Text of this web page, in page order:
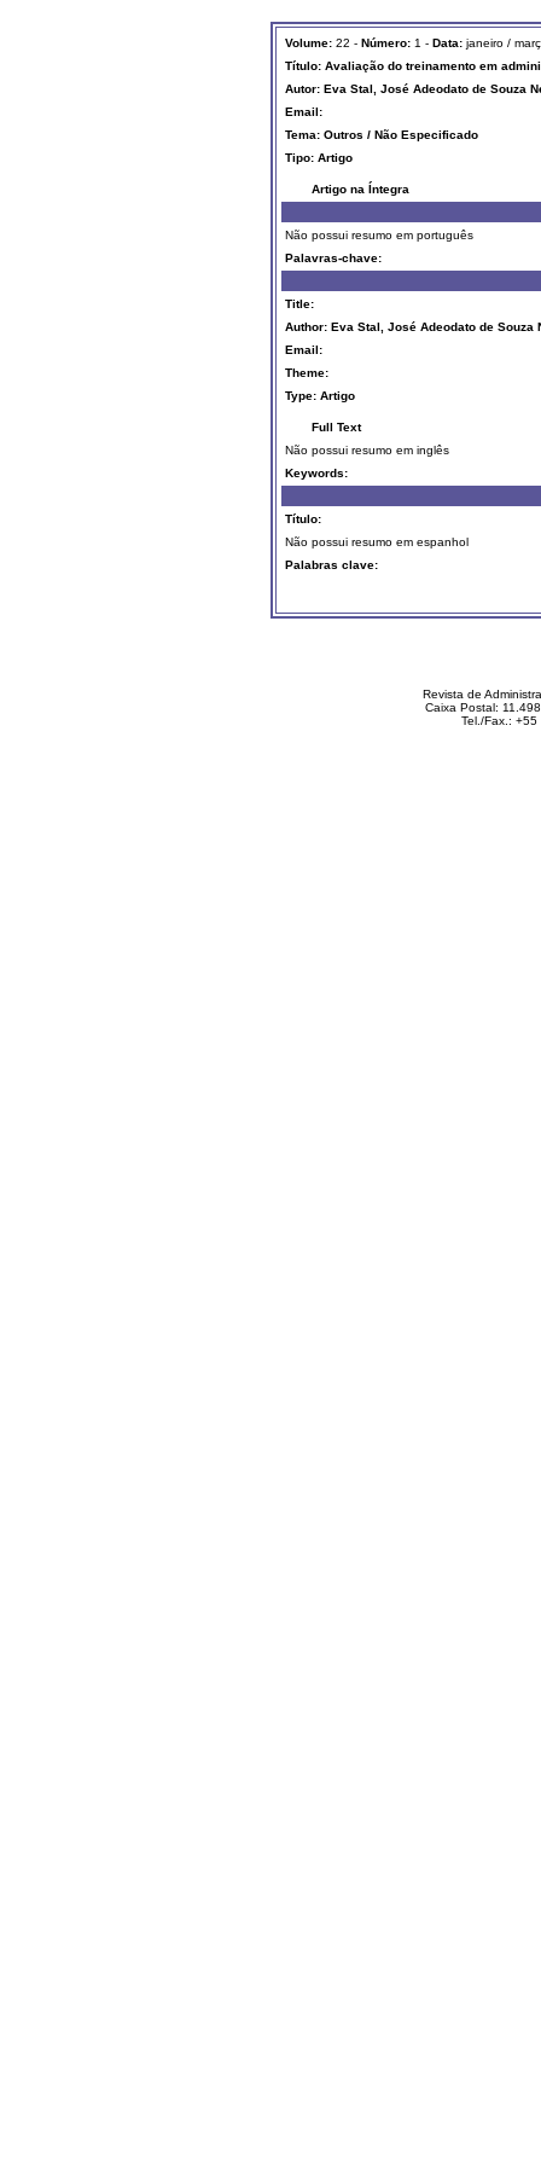
Volume:22 - Número:1 - Data:janeiro /
Título: Avaliação do treinamento em
Autor: Eva Stal, José Adeodato de Souza
Email:
Tema: Outros / Não Especificado
Tipo: Artigo
Artigo na Íntegra
Não possui resumo em português
Palavras-chave:
Title:
Author: Eva Stal, José Adeodato de Souza
Email:
Theme:
Type: Artigo
Full Text
Não possui resumo em inglês
Keywords:
Título:
Não possui resumo em espanhol
Palabras clave:
Revista de
Caixa Postal:
Tel./Fax.: